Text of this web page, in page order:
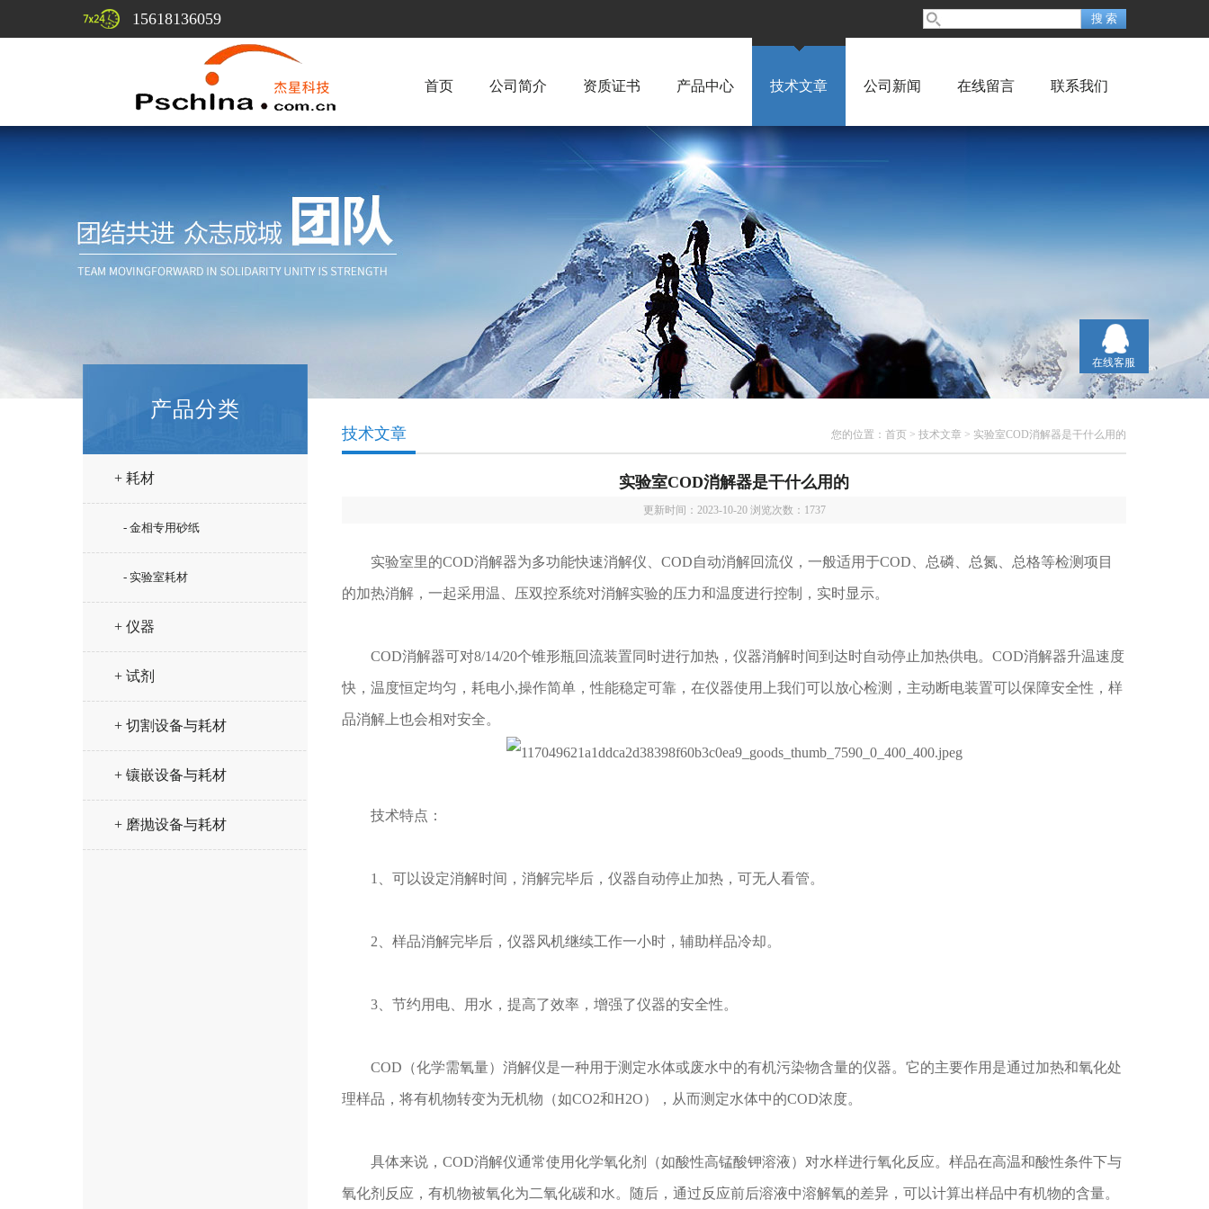
15618136059
首页 公司简介 资质证书 产品中心 技术文章 公司新闻 在线留言 联系我们
产品分类
+ 耗材
- 金相专用砂纸
- 实验室耗材
+ 仪器
+ 试剂
+ 切割设备与耗材
+ 镶嵌设备与耗材
+ 磨抛设备与耗材
您的位置： 首页 > 技术文章 > 实验室COD消解器是干什么用的
技术文章
实验室COD消解器是干什么用的
更新时间：2023-10-20 浏览次数： 1737
实验室里的COD消解器为多功能快速消解仪、COD自动消解回流仪，一般适用于COD、总磷、总氮、总格等检测项目
的加热消解，一起采用温、压双控系统对消解实验的压力和温度进行控制，实时显示。
COD消解器可对8/14/20个锥形瓶回流装置同时进行加热，仪器消解时间到达时自动停止加热供电。COD消解器升温速度
快，温度恒定均匀，耗电小,操作简单，性能稳定可靠，在仪器使用上我们可以放心检测，主动断电装置可以保障安全性，样
品消解上也会相对安全。
技术特点：
1、可以设定消解时间，消解完毕后，仪器自动停止加热，可无人看管。
2、样品消解完毕后，仪器风机继续工作一小时，辅助样品冷却。
3、节约用电、用水，提高了效率，增强了仪器的安全性。
COD（化学需氧量）消解仪是一种用于测定水体或废水中的有机污染物含量的仪器。它的主要作用是通过加热和氧化处
理样品，将有机物转变为无机物（如CO2和H2O），从而测定水体中的COD浓度。
具体来说，COD消解仪通常使用化学氧化剂（如酸性高锰酸钾溶液）对水样进行氧化反应。样品在高温和酸性条件下与
氧化剂反应，有机物被氧化为二氧化碳和水。随后，通过反应前后溶液中溶解氧的差异，可以计算出样品中有机物的含量。
在线客服